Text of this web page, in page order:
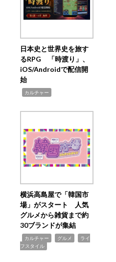
日本史と世界史を旅す
るRPG 「時渡り」、
iOS/Androidで配信開
始
カルチャー
横浜高島屋で「韓国市
場」がスタート 人気
グルメから雑貨まで約
30ブランドが集結
カルチャー グルメ
ライ
フスタイル